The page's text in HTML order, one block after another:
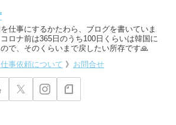
仕事にするかたわら、ブログを書いていま
ロナ前は365日のうち100日くらいは韓国に
で、そのくらいまで戻したい所存です🙏
事依頼について 》 お問合せ